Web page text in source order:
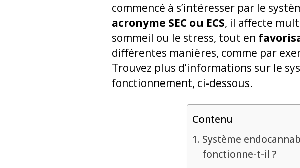
commencé à s’intéresser par le
acronyme SEC ou ECS, il affecte
sommeil ou le stress, tout en
différentes manières, comme par
Trouvez plus d’informations sur le
fonctionnement, ci-dessous.
Contenu
Système
fonctionne-t-il ?